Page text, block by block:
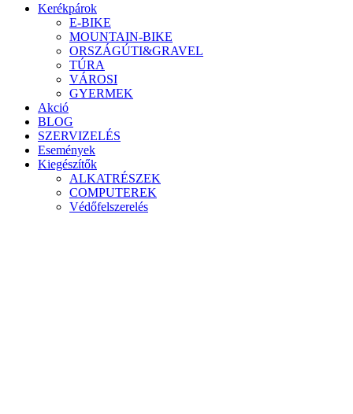
Kerékpárok
E-BIKE
MOUNTAIN-BIKE
ORSZÁGÚTI&GRAVEL
TÚRA
VÁROSI
GYERMEK
Akció
BLOG
SZERVIZELÉS
Események
Kiegészítők
ALKATRÉSZEK
COMPUTEREK
Védőfelszerelés